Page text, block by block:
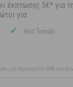
έκπτωσης 5€* για
για:
✓ Hot Trends
για παραγγελία 59€ και